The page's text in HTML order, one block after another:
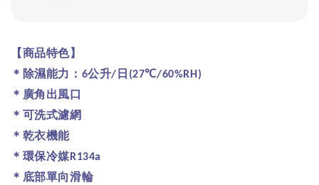
【商品特色】
＊除濕能力： 6公升/ 日 (27℃/60%RH)
＊廣角出風口
＊可洗式濾網
＊乾衣機能
＊環保冷媒 R134a
＊底部單向滑輪